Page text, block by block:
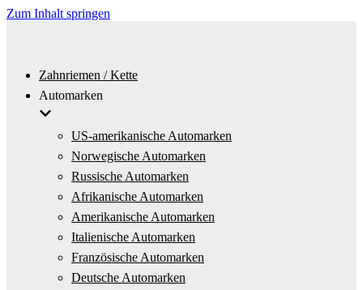
Zum Inhalt springen
Zahnriemen / Kette
Automarken
US-amerikanische Automarken
Norwegische Automarken
Russische Automarken
Afrikanische Automarken
Amerikanische Automarken
Italienische Automarken
Französische Automarken
Deutsche Automarken